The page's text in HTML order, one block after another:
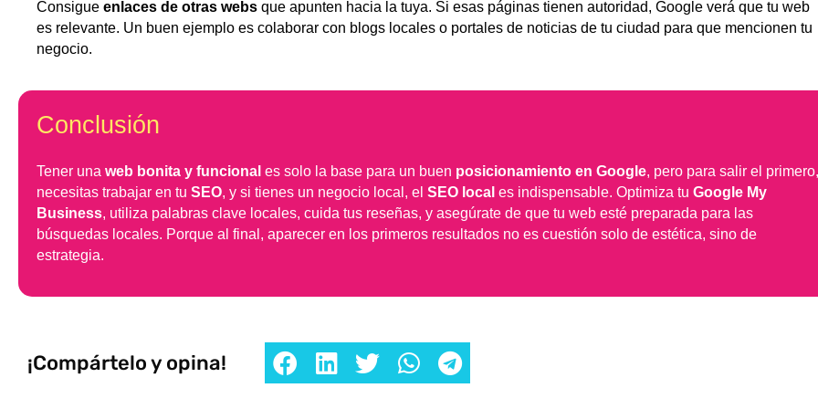
Consigue enlaces de otras webs que apunten hacia la tuya. Si esas páginas tienen autoridad, Google verá que tu web
es relevante. Un buen ejemplo es colaborar con blogs locales o portales de noticias de tu ciudad para que mencionen tu
negocio.
Conclusión
Tener una web bonita y funcional es solo la base para un buen posicionamiento en Google, pero para salir el primero,
necesitas trabajar en tu SEO, y si tienes un negocio local, el SEO local es indispensable. Optimiza tu Google My
Business, utiliza palabras clave locales, cuida tus reseñas, y asegúrate de que tu web esté preparada para las
búsquedas locales. Porque al final, aparecer en los primeros resultados no es cuestión solo de estética, sino de
estrategia.
¡Compártelo y opina!